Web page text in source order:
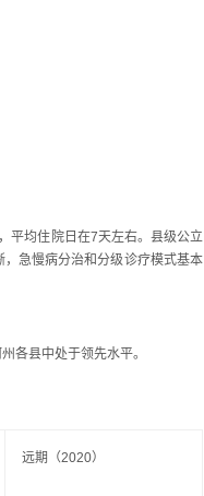
平均住院日在7天左右。县级公立
急慢病分治和分级诊疗模式基本
各县中处于领先水平。
远期（2020）